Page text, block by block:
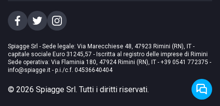
Spiagge Srl - Sede legale: Via Marecchiese 48, 47923 Rimini (RN), IT -
capitale sociale Euro 31245,57 - Iscritta al registro delle imprese di Rimini
Sede operativa: Via Flaminia 180, 47924 Rimini (RN), IT - +39 0541 772375 -
info@spiagge.it - p.i./c.f. 04536640404
© 2026 Spiagge Srl. Tutti i diritti riservati.